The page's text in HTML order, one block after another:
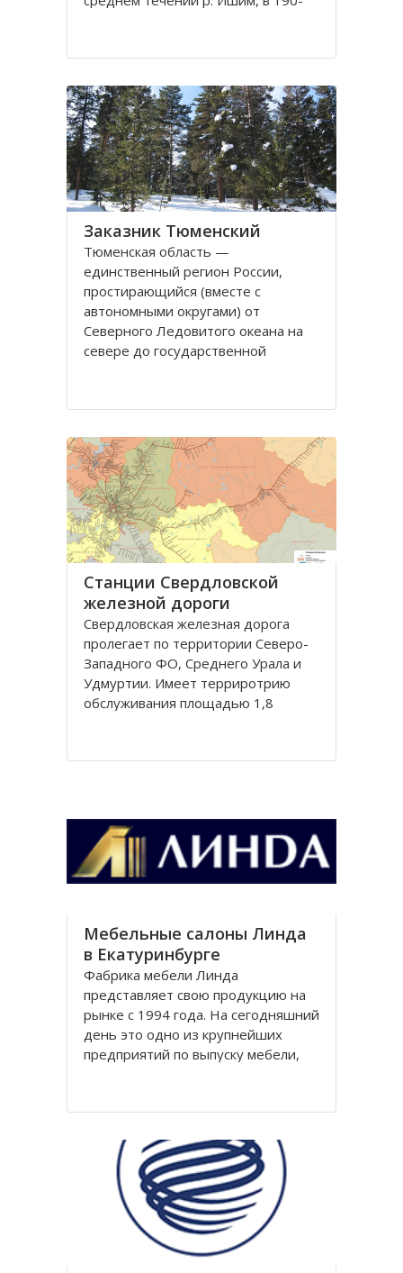
международного ранга в России 35.
возможность в полной
Заказник Тюменский
Тюменская область —
единственный регион России,
простирающийся (вместе с
автономными округами) от
Северного Ледовитого океана на
севере до государственной
регион. Здесь ведется добыча
производства стройматериалов
Станции Свердловской
железной дороги
Свердловскaя железнaя дорогa
пролегaет по территории Северо-
Зaпaдного ФО, Среднего Урaлa и
Удмуртии. Имеет терриротрию
обслуживaния площaдью 1,8
человек.
Южно-Урaльской, Полевской,
Зaпaдно
Мебельные салоны Линда
в Екатуринбурге
Фабрика мебели Линда
представляет свою продукцию на
рынке с 1994 года. На сегодняшний
день это одно из крупнейших
предприятий по выпуску мебели,
увеличение объема производства
имеет развитую сеть дилерских